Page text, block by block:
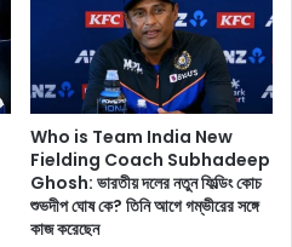
Who is Team India New
Fielding Coach Subhadeep
Ghosh: ভারতীয় দলের নতুন ফিল্ডিং কোচ
শুভদীপ ঘোষ কে? তিনি আগে গম্ভীরের সঙ্গে
কাজ করেছেন